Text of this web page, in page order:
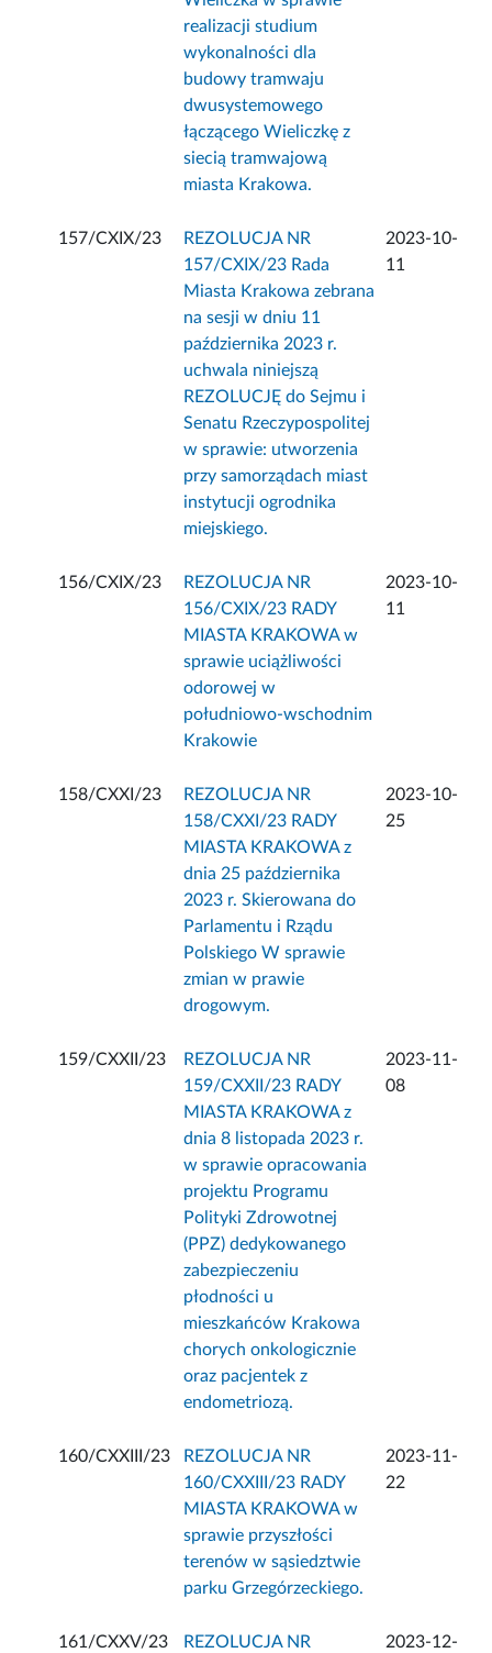
realizacji studium
wykonalności dla
budowy tramwaju
dwusystemowego
łączącego Wieliczkę z
siecią tramwajową
miasta Krakowa.
157/CXIX/23
REZOLUCJA NR
157/CXIX/23 Rada
Miasta Krakowa zebrana
na sesji w dniu 11
października 2023 r.
uchwala niniejszą
REZOLUCJĘ do Sejmu i
Senatu Rzeczypospolitej
w sprawie: utworzenia
przy samorządach miast
instytucji ogrodnika
miejskiego.
2023-10-
11
156/CXIX/23
REZOLUCJA NR
156/CXIX/23 RADY
MIASTA KRAKOWA w
sprawie uciążliwości
odorowej w
południowo-wschodnim
Krakowie
2023-10-
11
158/CXXI/23
REZOLUCJA NR
158/CXXI/23 RADY
MIASTA KRAKOWA z
dnia 25 października
2023 r. Skierowana do
Parlamentu i Rządu
Polskiego W sprawie
zmian w prawie
drogowym.
2023-10-
25
159/CXXII/23
REZOLUCJA NR
159/CXXII/23 RADY
MIASTA KRAKOWA z
dnia 8 listopada 2023 r.
w sprawie opracowania
projektu Programu
Polityki Zdrowotnej
(PPZ) dedykowanego
zabezpieczeniu
płodności u
mieszkańców Krakowa
chorych onkologicznie
oraz pacjentek z
endometriozą.
2023-11-
08
160/CXXIII/23
REZOLUCJA NR
160/CXXIII/23 RADY
MIASTA KRAKOWA w
sprawie przyszłości
terenów w sąsiedztwie
parku Grzegórzeckiego.
2023-11-
22
161/CXXV/23
REZOLUCJA NR
2023-12-